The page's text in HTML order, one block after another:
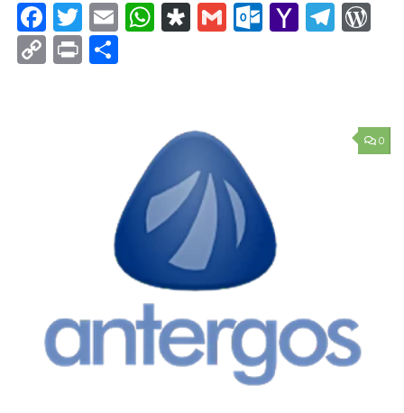
Facebook
Twitter
EmailWhatsApp
Diaspora
Gmail Yahoo
CopyPrint
0